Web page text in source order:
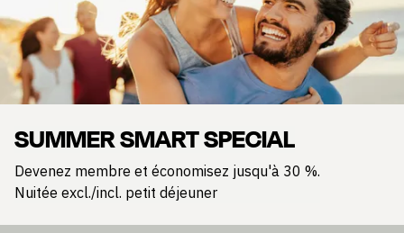
SUMMER SMART SPECIAL
Devenez membre et économisez jusqu'à 30 %.
Nuitée excl./incl. petit déjeuner